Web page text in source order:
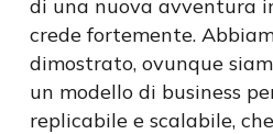
di una nuova avventura
crede fortemente.
dimostrato, ovunque
un modello di business
replicabile e scalabile,